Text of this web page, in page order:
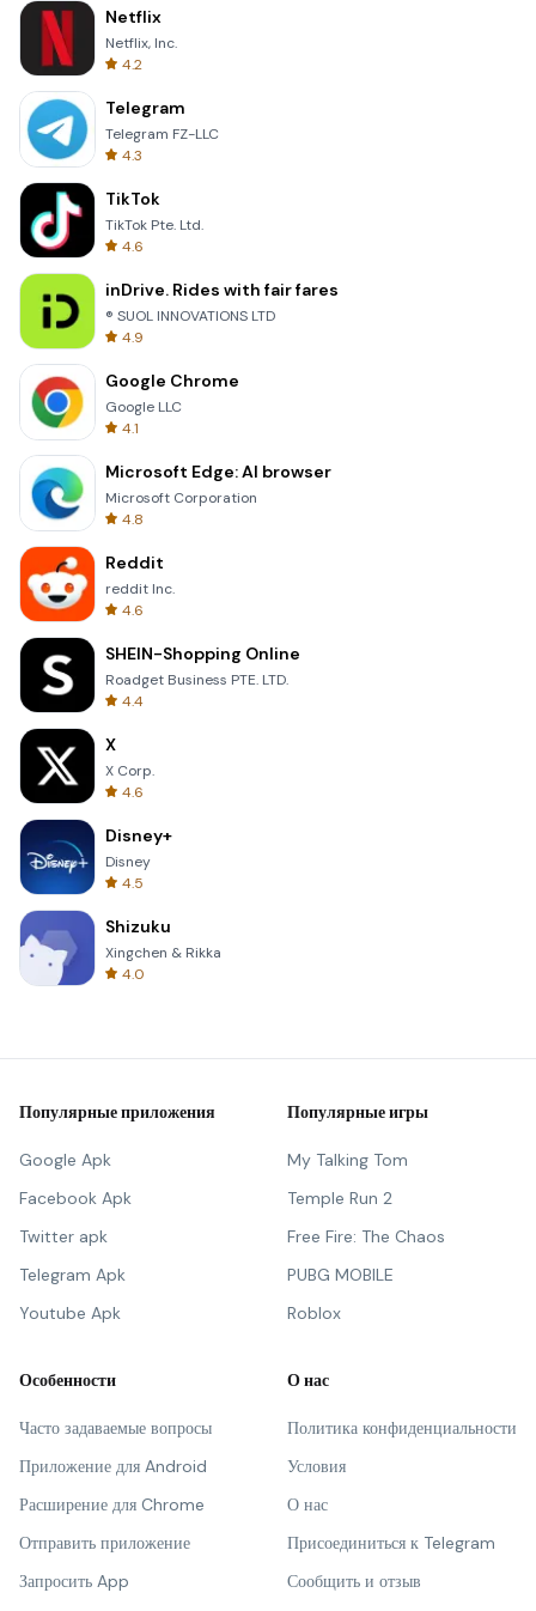
Netflix
Netflix, Inc.
4.2
Telegram
Telegram FZ-LLC
4.3
TikTok
TikTok Pte. Ltd.
4.6
inDrive. Rides with fair fares
® SUOL INNOVATIONS LTD
4.9
Google Chrome
Google LLC
4.1
Microsoft Edge: AI browser
Microsoft Corporation
4.8
Reddit
reddit Inc.
4.6
SHEIN-Shopping Online
Roadget Business PTE. LTD.
4.4
X
X Corp.
4.6
Disney+
Disney
4.5
Shizuku
Xingchen & Rikka
4.0
Популярные приложения
Google Apk
Facebook Apk
Twitter apk
Telegram Apk
Youtube Apk
Популярные игры
My Talking Tom
Temple Run 2
Free Fire: The Chaos
PUBG MOBILE
Roblox
Особенности
Часто задаваемые вопросы
Приложение для Android
Расширение для Chrome
Отправить приложение
Запросить App
О нас
Политика конфиденциальности
Условия
О нас
Присоединиться к Telegram
Сообщить и отзыв